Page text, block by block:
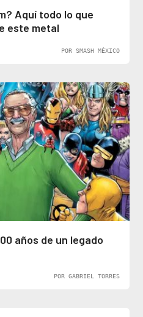
Aquí todo lo que
este metal
POR SMASH MÉXICO
años de un legado
POR GABRIEL TORRES